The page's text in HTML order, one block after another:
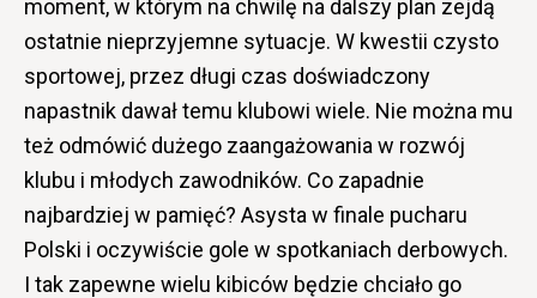
moment, w którym na chwilę na dalszy plan zejdą
ostatnie nieprzyjemne sytuacje. W kwestii czysto
sportowej, przez długi czas doświadczony
napastnik dawał temu klubowi wiele. Nie można mu
też odmówić dużego zaangażowania w rozwój
klubu i młodych zawodników. Co zapadnie
najbardziej w pamięć? Asysta w finale pucharu
Polski i oczywiście gole w spotkaniach derbowych.
I tak zapewne wielu kibiców będzie chciało go